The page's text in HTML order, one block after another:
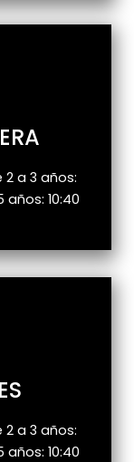
2 a 3 años:
años: 10:40
2 a 3 años:
años: 10:40